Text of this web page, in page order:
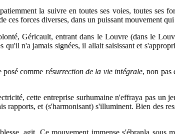
la suivre en toutes ses voies, toutes ses
ces forces diverses, dans un puissant mouvement
Géricault, entrant dans le Louvre (dans le
n'a jamais signées, il allait saisissant et
posé comme résurrection de la vie intégrale, non pas
cette entreprise surhumaine n'effraya pas
et (s'harmonisant) s'illuminent. Bien des
agit. Ce mouvement immense s'ébranla sous